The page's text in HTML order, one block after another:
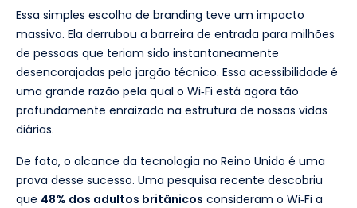
Essa simples escolha de branding teve um impacto
massivo. Ela derrubou a barreira de entrada para milhões
de pessoas que teriam sido instantaneamente
desencorajadas pelo jargão técnico. Essa acessibilidade é
uma grande razão pela qual o Wi‑Fi está agora tão
profundamente enraizado na estrutura de nossas vidas
diárias.
De fato, o alcance da tecnologia no Reino Unido é uma
prova desse sucesso. Uma pesquisa recente descobriu
que 48% dos adultos britânicos consideram o Wi‑Fi a